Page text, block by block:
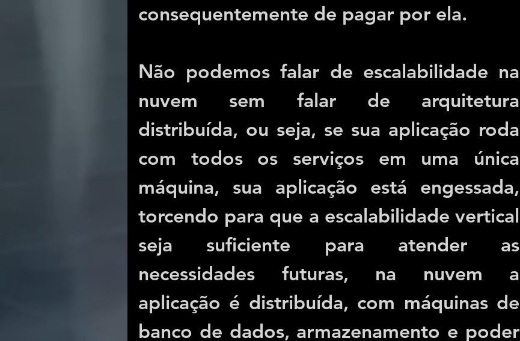
consequentemente de pagar por ela.
Não podemos falar de escalabilidade na
nuvem sem falar de arquitetura
distribuída, ou seja, se sua aplicação roda
com todos os serviços em uma única
máquina, sua aplicação está engessada,
torcendo para que a escalabilidade vertical
seja suficiente para atender as
necessidades futuras, na nuvem a
aplicação é distribuída, com máquinas de
banco de dados, armazenamento e poder